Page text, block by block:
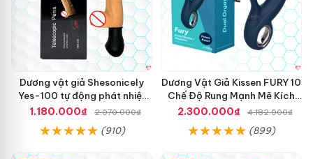
Dương vật giả Shesonicely
Yes-100 tự động phát nhiệt
thụt
1.180.000₫ 2.070.000₫
(910)
Dương Vật Giả Kissen FURY 10
Chế Độ Rung Mạnh Mẽ Kích
Thích
2.300.000₫ 4.182.000₫
(899)